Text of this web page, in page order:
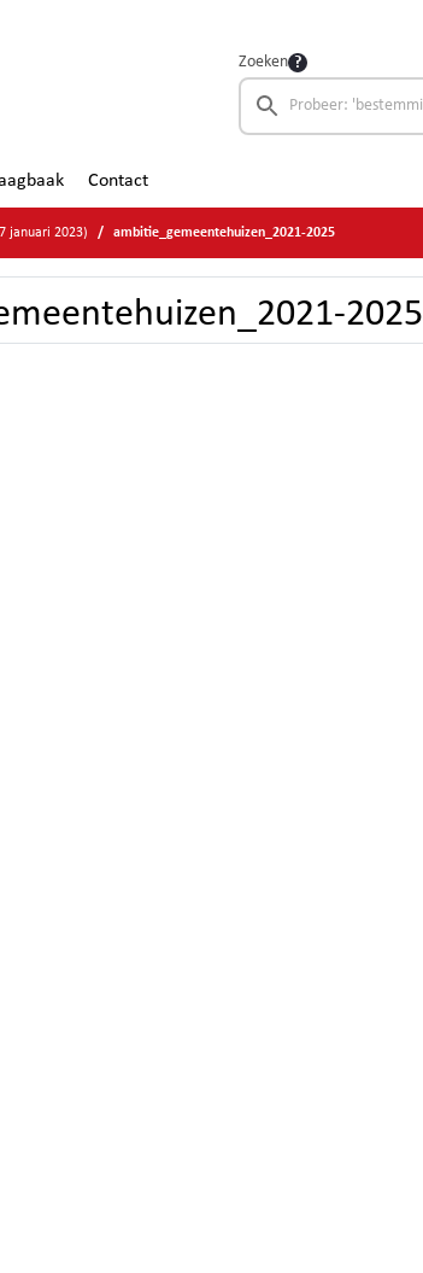
Zoeken
Contact
januari 2023) ambitie_gemeentehuizen_2021-2025
2025